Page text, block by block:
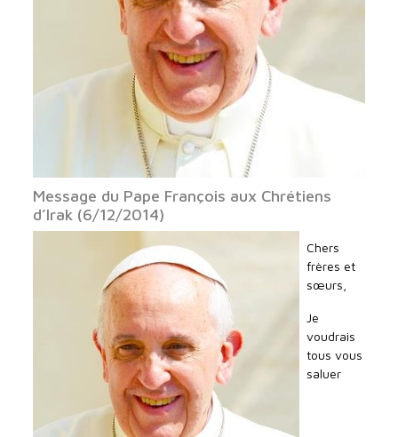
Message du Pape François aux Chrétiens
d’Irak (6/12/2014)
Chers
frères et
sœurs,
Je
voudrais
tous vous
saluer